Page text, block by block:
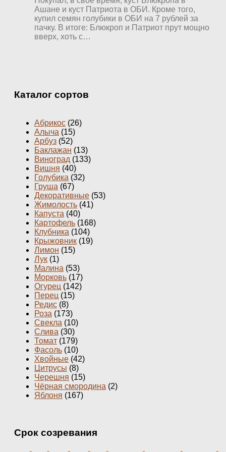
Ашане и куст Патриота в ОБИ. Кроме того,
купил семян голубики в ОБИ на 7 рублей за
пачку. В итоге: Блюкроп и Патриот прут мощно
вверх, хоть с…
Каталог сортов
Абрикос (26)
Алыча (15)
Арбуз (52)
Баклажан (13)
Виноград (133)
Вишня (40)
Голубика (32)
Груша (67)
Декоративные (53)
Жимолость (41)
Капуста (40)
Картофель (168)
Клубника (104)
Крыжовник (19)
Лимон (15)
Лук (1)
Малина (53)
Морковь (17)
Огурец (142)
Перец (15)
Редис (8)
Роза (173)
Свекла (10)
Слива (30)
Томат (179)
Фасоль (10)
Хвойные (42)
Цитрусы (8)
Черешня (15)
Чёрная смородина (2)
Яблоня (167)
Срок созревания